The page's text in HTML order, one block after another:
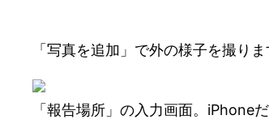
「写真を追加」で外の様子を撮りま
「報告場所」の入力画面。iPhone